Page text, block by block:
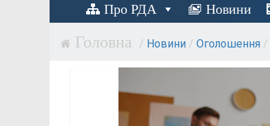
Про РДА Новини
/ Новини / Оголошення /